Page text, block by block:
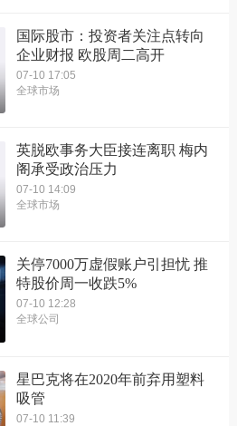
国际股市：投资者关注点转向
企业财报 欧股周二高开
07-10 17:05
全球市场
英脱欧事务大臣接连离职 梅内
阁承受政治压力
07-10 14:09
全球市场
关停7000万虚假账户引担忧 推
特股价周一收跌5%
07-10 12:28
全球公司
星巴克将在2020年前弃用塑料
吸管
07-10 11:39